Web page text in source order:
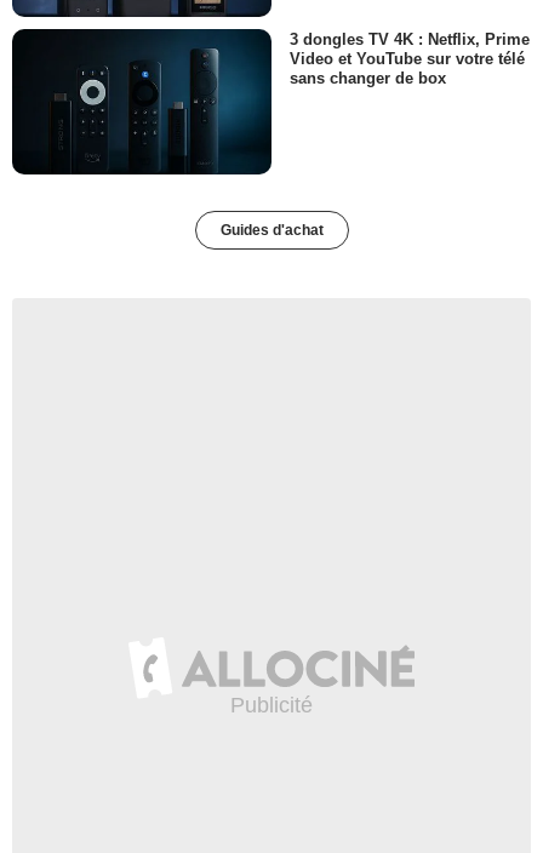
3 dongles TV 4K : Netflix, Prime
Video et YouTube sur votre télé
sans changer de box
Guides d'achat